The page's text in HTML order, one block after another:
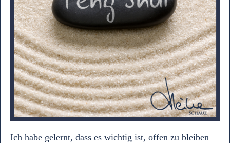
Ich habe gelernt, dass es wichtig ist, offen zu bleiben